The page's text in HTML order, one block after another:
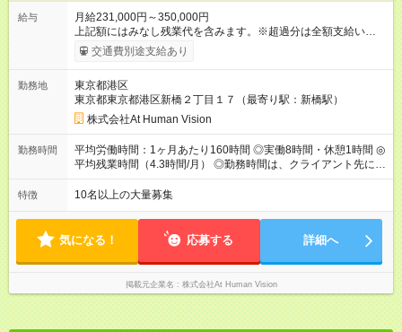
給与
月給231,000円～350,000円
上記額にはみなし残業代を含みます。※超過分は全額支給いたし
ます。 みなし残業代 24,000円 ～ 37,000円／月 みなし残業時
間 15時間／月 【給与】 月給： 大卒・院卒 ：243，000
（固定残業代 24，000円） 賞与：年２回 （業績連動型） 昇
給：年２回（3月、9月) 試用期間：6ヶ月 ※上記額にはみなし残
業代（月15時間分）が含まれた 金額になります。超過分は追加
で全額支給。 【頑張りを給与・キャリアに還元します】 年に2
回⼈事評価があり等級が決まります。 等級に合わせた給与設定
のため、若い内からでも頑張り次第で給与アップが叶います。
（⽉給34～45万円）→課⻑（⽉給36～48万円）→部⻑（⽉給40
～58万円） 【試用期間】試用期間あり 試用期間の長さ：6ヶ月
※ 雇用形態と給与に、本採用時と異なる部分があります。 雇用
形態：本採用時と同じです。 給与：月給 224,000円 ～ 330,000
円 上記額にはみなし残業代を含みます。※超過分は全額支給い
たします。 みなし残業代 24,000円 ～ 34,000円／月 みなし残業
交通費別途支給あり
勤務地
東京都港区
東京都東京都港区新橋２丁目１７（最寄り駅：新橋駅）
株式会社At Human Vision
勤務時間
平均労働時間：1ヶ月あたり160時間 ◎実働8時間・休憩1時間 ◎
平均残業時間（4.3時間/月） ◎勤務時間は、クライアント先に
より異なります。 ※＜シフト例＞ 10:00～19:00／11:00～
20:00 平均労働時間：1ヶ月あたり160時間 ◎実働8時間・休憩1
先に より異なります。 ※＜シフト例＞ 10:00～19:00／11:00
～20:00
特徴 10名以上の大量募集
気になる！ 応募する 詳細へ
掲載元企業名 株式会社At Human Vision